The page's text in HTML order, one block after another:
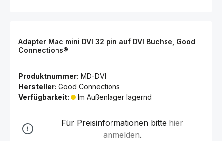
Adapter Mac mini DVI 32 pin auf DVI Buchse, Good
Connections®
Produktnummer: MD-DVI
Hersteller: Good Connections
Verfügbarkeit:
Im Außenlager lagernd
Für Preisinformationen bitte hier
anmelden.